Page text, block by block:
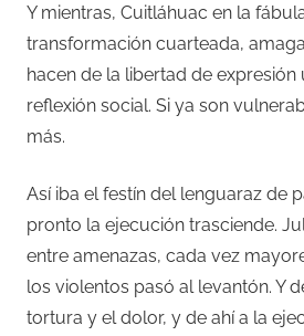
Y mientras, Cuitláhuac en la
transformación cuarteada,
hacen de la libertad de
reflexión social. Si ya son
más.
Así iba el festín del lenguaraz de
pronto la ejecución trasciende.
entre amenazas, cada vez
los violentos pasó al levantón. Y
tortura y el dolor, y de ahí a la